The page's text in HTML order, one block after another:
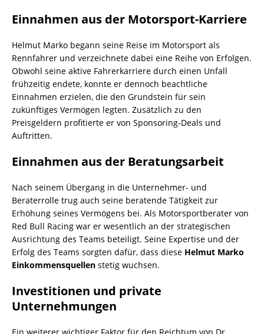
Einnahmen aus der Motorsport-Karriere
Helmut Marko begann seine Reise im Motorsport als
Rennfahrer und verzeichnete dabei eine Reihe von Erfolgen.
Obwohl seine aktive Fahrerkarriere durch einen Unfall
frühzeitig endete, konnte er dennoch beachtliche
Einnahmen erzielen, die den Grundstein für sein
zukünftiges Vermögen legten. Zusätzlich zu den
Preisgeldern profitierte er von Sponsoring-Deals und
Auftritten.
Einnahmen aus der Beratungsarbeit
Nach seinem Übergang in die Unternehmer- und
Beraterrolle trug auch seine beratende Tätigkeit zur
Erhöhung seines Vermögens bei. Als Motorsportberater von
Red Bull Racing war er wesentlich an der strategischen
Ausrichtung des Teams beteiligt. Seine Expertise und der
Erfolg des Teams sorgten dafür, dass diese Helmut Marko
Einkommensquellen stetig wuchsen.
Investitionen und private
Unternehmungen